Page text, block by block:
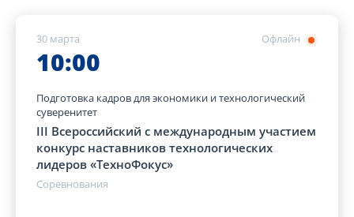
Офлайн
30 марта
10:00
Подготовка кадров для экономики и технологический
суверенитет
III Всероссийский с международным участием
конкурс наставников технологических
лидеров «ТехноФокус»
Соревнования